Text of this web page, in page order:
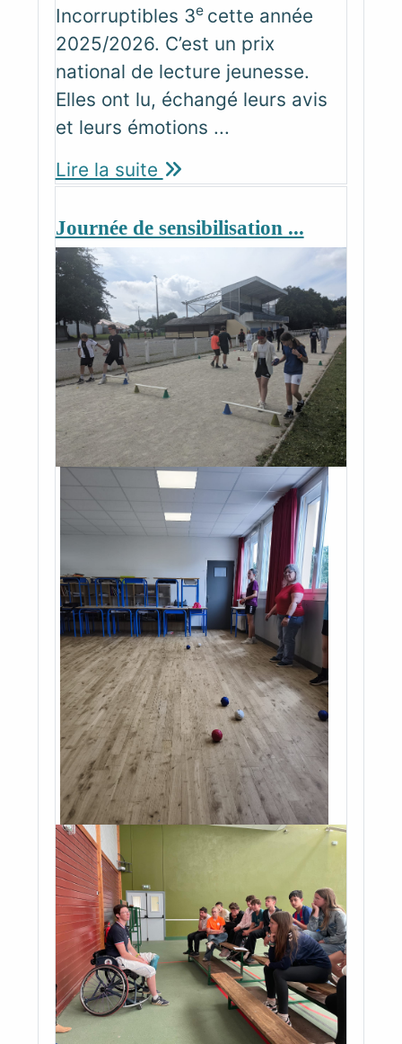
Incorruptibles 3e cette année
2025/2026. C’est un prix
national de lecture jeunesse.
Elles ont lu, échangé leurs avis
et leurs émotions ...
Lire la suite
Journée de sensibilisation ...